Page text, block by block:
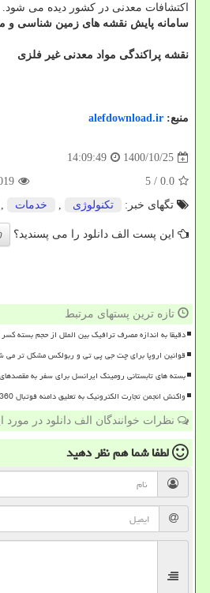
اکتشافات معدنی در کشور دیده می شود.
سامانه پایش نقشه های زمین شناسی و
نقشه پراکندگی مواد معدنی غیر فلزی
منبع: alefdownload.ir
1400/10/25
14:09:49
0.0
/ 5
تگهای خبر:
تكنولوژی , خدمات ,
این پست الف دانلود را می پسندید؟
تازه ترین پستهای مرتبط
دقیقا به اندازه مصرف ترافیک بین الملل از حجم بسته
قوانین اروپا برای چت جی پی تی و ربولکس مشکل تر می
بسته های تابستانی رومینگ ایرانسل برای سفر به
واکنش انجمن تجارت الکترونیک به تعلیق دامنه فوتبال 360
نظرات خوانندگان الف دانلود در
لطفا شما همنظر دهید